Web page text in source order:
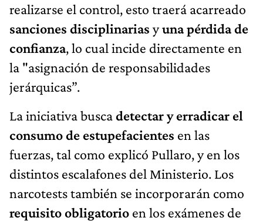
realizarse el control, esto traerá acarreado
sanciones disciplinarias yuna pérdida de
confianza, lo cual incide directamente en
la "asignación de responsabilidades
jerárquicas”.
La iniciativa buscadetectar y erradicar el
consumo de estupefacientes en las
fuerzas, tal como explicó Pullaro, y en los
distintos escalafones del Ministerio. Los
narcotests también se incorporarán como
requisito obligatorio en los exámenes de